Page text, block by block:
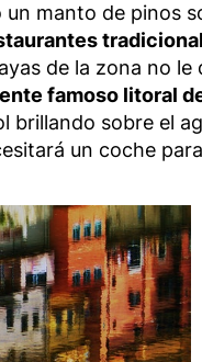
manto de pinos
de la zona no
famoso litoral
brillando sobre el
un coche